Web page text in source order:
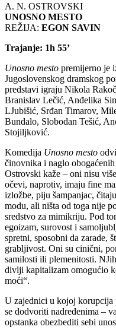
A. N. OSTROVSKI
UNOSNO MESTO
REŽIJA: EGON SAVIN
Trajanje: 1h 55’
Unosno mesto premijerno je
Jugoslovenskog dramskog
predstavi igraju Nikola
Branislav Lečić, Anđelika
LJubišić, Srđan Timarov,
Bundalo, Slobodan Tešić,
Stojiljković.
Komedija Unosno mesto
činovnika i naglo
Ostrovski kaže – oni nisu
očevi, naprotiv, imaju fine
izložbe, piju šampanjac,
modu, ali ništa od toga nije
sredstvo za mimikriju. Pod
egoizam, surovost i
spretni, sposobni da zarade,
grabljivost. Oni su cinični,
samilosti ili plemenitosti.
divlji kapitalizam omogućio
moći“.
U zajednici u kojoj korupcija
se dodvoriti nadređenima –
opstanka obezbediti sebi